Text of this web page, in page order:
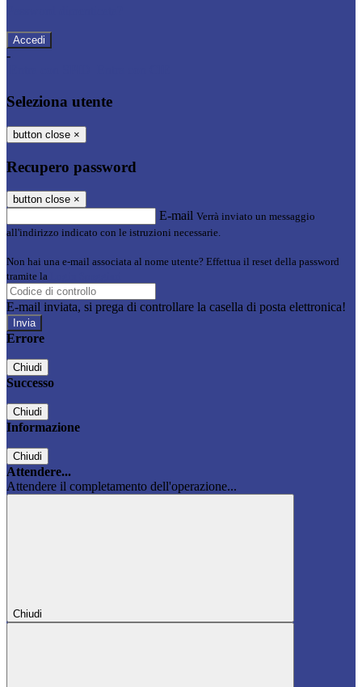
-
Seleziona utente
button close ×
Recupero password
button close ×
E-mail Verrà inviato un messaggio
all'indirizzo indicato con le istruzioni necessarie.
Non hai una e-mail associata al nome utente? Effettua il reset della password
tramite la
E-mail inviata, si prega di controllare la casella di posta elettronica!
Errore
Chiudi
Successo
Chiudi
Informazione
Chiudi
Attendere...
Attendere il completamento dell'operazione...
Chiudi